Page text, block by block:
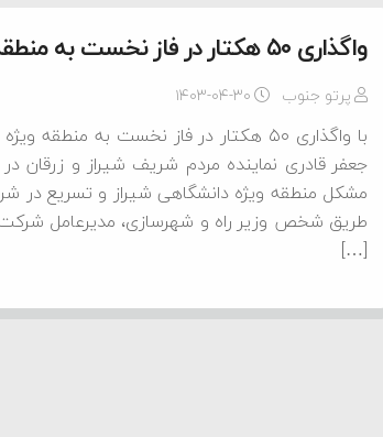
واگذاری ۵۰ هکتار در فاز نخست به منطقه ویژه دانشگاهی شیراز
پرتو جنوب ۱۴۰۳-۰۴-۳۰
با واگذاری ۵۰ هکتار در فاز نخست به
جعفر قادری نماینده مردم شریف شیراز و
مشکل منطقه ویژه دانشگاهی شیراز و تسریع در
طریق شخص وزیر راه و شهرسازی، مدیرعامل
[…]